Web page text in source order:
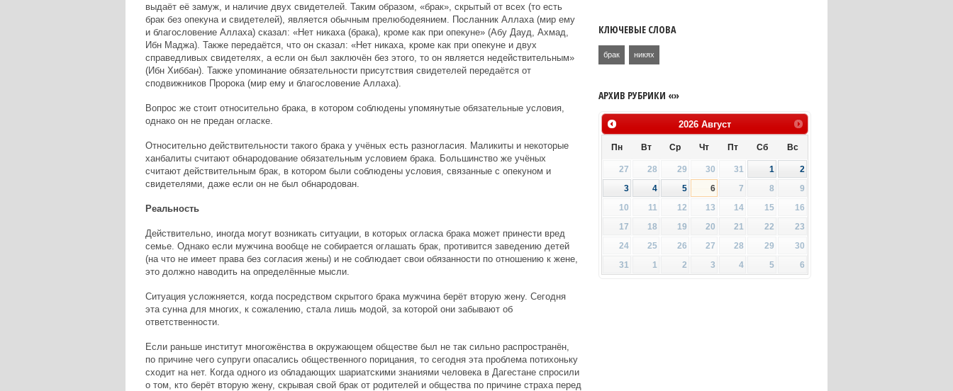
выдаёт её замуж, и наличие двух свидетелей. Таким образом, «брак», скрытый от всех (то есть
брак без опекуна и свидетелей), является обычным прелюбодеянием. Посланник Аллаха (мир ему
и благословение Аллаха) сказал: «Нет никаха (брака), кроме как при опекуне» (Абу Дауд, Ахмад,
Ибн Маджа). Также передаётся, что он сказал: «Нет никаха, кроме как при опекуне и двух
справедливых свидетелях, а если он был заключён без этого, то он является недействительным»
(Ибн Хиббан). Также упоминание обязательности присутствия свидетелей передаётся от
сподвижников Пророка (мир ему и благословение Аллаха).
Вопрос же стоит относительно брака, в котором соблюдены упомянутые обязательные условия,
однако он не предан огласке.
Относительно действительности такого брака у учёных есть разногласия. Маликиты и некоторые
ханбалиты считают обнародование обязательным условием брака. Большинство же учёных
считают действительным брак, в котором были соблюдены условия, связанные с опекуном и
свидетелями, даже если он не был обнародован.
Реальность
Действительно, иногда могут возникать ситуации, в которых огласка брака может принести вред
семье. Однако если мужчина вообще не собирается оглашать брак, противится заведению детей
(на что не имеет права без согласия жены) и не соблюдает свои обязанности по отношению к жене,
это должно наводить на определённые мысли.
Ситуация усложняется, когда посредством скрытого брака мужчина берёт вторую жену. Сегодня
эта сунна для многих, к сожалению, стала лишь модой, за которой они забывают об
ответственности.
Если раньше институт многожёнства в окружающем обществе был не так сильно распространён,
по причине чего супруги опасались общественного порицания, то сегодня эта проблема потихоньку
сходит на нет. Когда одного из обладающих шариатскими знаниями человека в Дагестане спросили
о том, кто берёт вторую жену, скрывая свой брак от родителей и общества по причине страха перед
КЛЮЧЕВЫЕ СЛОВА
брак никях
АРХИВ РУБРИКИ «»
2026 Август
Пн Вт Ср Чт Пт Сб Вс
27 28 29 30 31 1
2
3
4 5 6 7 8
9
10
11 12 13 14 15
16
17
18 19 20 21 22
23
24
25 26 27 28 29
30
31
1 2 3 4 5 6